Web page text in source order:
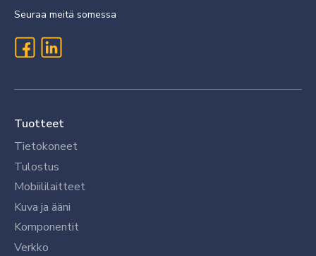
Seuraa meitä somessa
Tuotteet
Tietokoneet
Tulostus
Mobiililaitteet
Kuva ja ääni
Komponentit
Verkko